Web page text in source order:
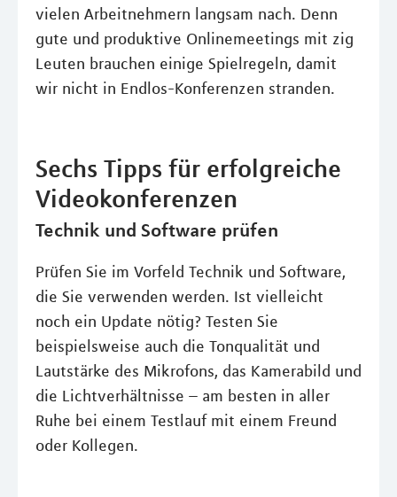
vielen Arbeitnehmern langsam nach. Denn
gute und produktive Onlinemeetings mit zig
Leuten brauchen einige Spielregeln, damit
wir nicht in Endlos-Konferenzen stranden.
Sechs Tipps für erfolgreiche
Videokonferenzen
Technik und Software prüfen
Prüfen Sie im Vorfeld Technik und Software,
die Sie verwenden werden. Ist vielleicht
noch ein Update nötig? Testen Sie
beispielsweise auch die Tonqualität und
Lautstärke des Mikrofons, das Kamerabild und
die Lichtverhältnisse – am besten in aller
Ruhe bei einem Testlauf mit einem Freund
oder Kollegen.